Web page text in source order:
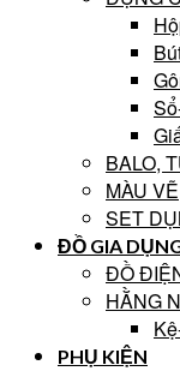
BALO,
MÀU VẼ
SET
ĐỒ GIA
ĐỒ
HẰNG
PHỤ KIỆN